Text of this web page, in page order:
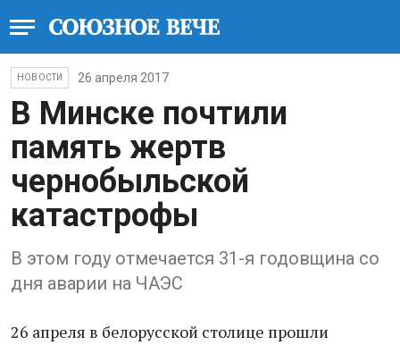
НОВОСТИ 26 апреля 2017
В Минске почтили
память жертв
чернобыльской
катастрофы
В этом году отмечается 31-я годовщина со
дня аварии на ЧАЭС
26 апреля в белорусской столице прошли